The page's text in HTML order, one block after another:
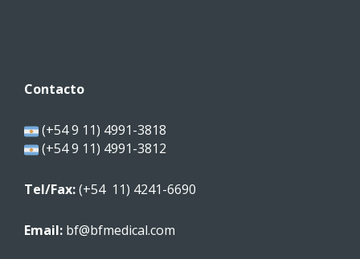
Contacto
(+54 9 11) 4991-3818
(+54 9 11) 4991-3812
Tel/Fax:(+54 11) 4241-6690
Email: bf@bfmedical.com